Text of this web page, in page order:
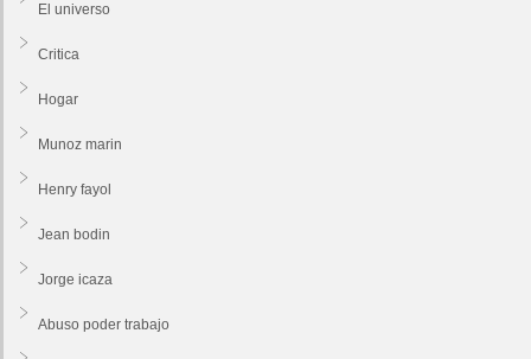
El universo
Critica
Hogar
Munoz marin
Henry fayol
Jean bodin
Jorge icaza
Abuso poder trabajo